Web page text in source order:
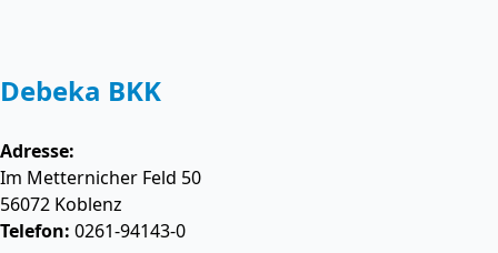
Debeka BKK
Adresse:
Im Metternicher Feld 50
56072 Koblenz
Telefon: 0261-94143-0